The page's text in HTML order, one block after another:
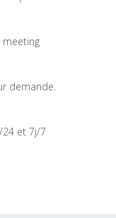
meeting
demande.
et 7j/7